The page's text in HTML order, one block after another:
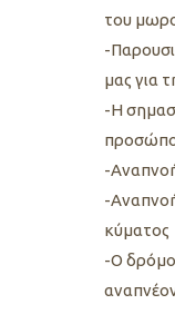
του
-
μας για
-Η
-
-
κύματος
-Ο